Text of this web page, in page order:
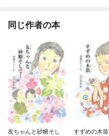
同じ作者の本
友ちゃんと砂糖そし
すずめの木笛